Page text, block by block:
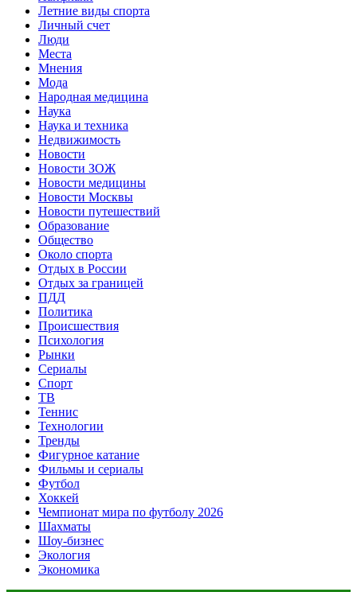
Летние виды спорта
Личный счет
Люди
Места
Мнения
Мода
Народная медицина
Наука
Наука и техника
Недвижимость
Новости
Новости ЗОЖ
Новости медицины
Новости Москвы
Новости путешествий
Образование
Общество
Около спорта
Отдых в России
Отдых за границей
ПДД
Политика
Происшествия
Психология
Рынки
Сериалы
Спорт
ТВ
Теннис
Технологии
Тренды
Фигурное катание
Фильмы и сериалы
Футбол
Хоккей
Чемпионат мира по футболу 2026
Шахматы
Шоу-бизнес
Экология
Экономика